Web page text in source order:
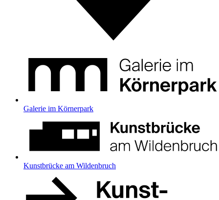
Galerie im Körnerpark
Kunstbrücke am Wildenbruch